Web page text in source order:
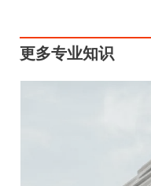
更多专业知识